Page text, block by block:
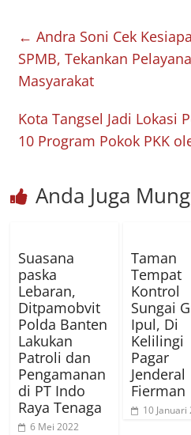
← Andra Soni Cek
SPMB, Tekankan
Masyarakat
Kota Tangsel Jadi Lokasi
10 Program Pokok PKK
Anda Juga
Suasana
paska
Lebaran,
Ditpamobvit
Polda Banten
Lakukan
Patroli dan
Pengamanan
di PT Indo
Raya Tenaga
6 Mei 2022
Taman
Tempat
Kontrol
Sungai
Ipul, Di
Kelilingi
Pagar
Jenderal
Fierman
10 Januari